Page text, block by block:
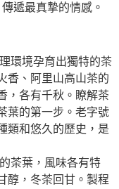
遞最真摯的情感。
環境孕育出獨特的茶
香、阿里山高山茶的
，各有千秋。瞭解茶
葉的第一步。老字號
類和悠久的歷史，是
茶葉，風味各有特
醇，冬茶回甘。製程